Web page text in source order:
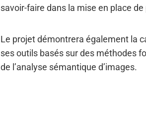
savoir-faire dans la mise en place
Le projet démontrera également la
ses outils basés sur des méthodes
de l’analyse sémantique d’images.